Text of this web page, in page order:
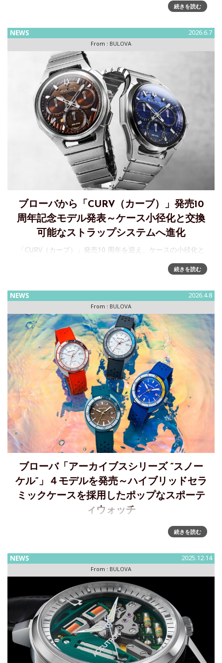
ストでファッション性の高いデザインと２続きを読む
NEWS 2026.6.7
From : BULOVA
ブローバから「CURV（カーブ）」発売10
周年記念モデル発表～ケース小径化と交換
可能なストラップシステムへ進化
「CURV（カーブ）」発売10 周年を迎え、ケースの小径化と
登場1875 年にアメリカで誕生した時計ブランド BULOVA(ブ
続きを読む
NEWS 2026.4.8
From : BULOVA
ブローバ「アーカイブスシリーズ “スノー
ケル”」４モデルを発売～ハイブリッドセラ
ミックケースを採用したポップなスポーテ
ィウォッチ
ハイブリッドセラミックケースを採用したポップなスポーテ
ィウォッチ 「Archives Series “Snorkel”（アーカイブスシリー
続きを読む
NEWS 2025.12.14
From : BULOVA